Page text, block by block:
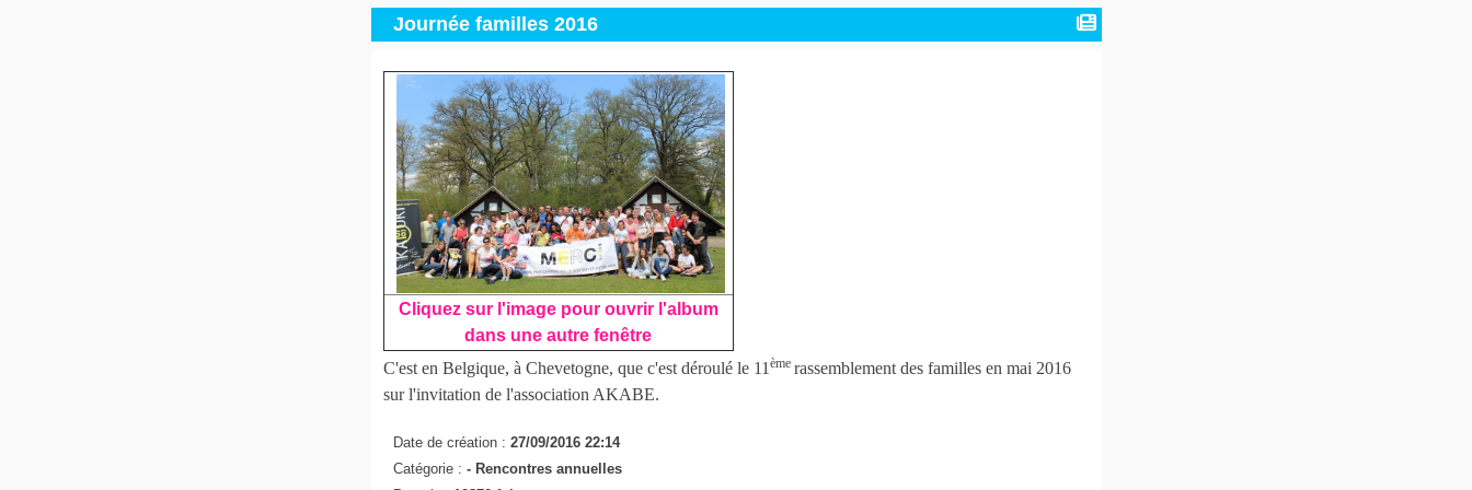
Journée familles 2016
Cliquez sur l'image pour ouvrir l'album
dans une autre fenêtre
C'est en Belgique, à Chevetogne, que c'est déroulé le 11 ème rassemblement des familles en mai 2016
sur l'invitation de l'association AKABE.
Date de création : 27/09/2016 22:14
Catégorie : - Rencontres annuelles